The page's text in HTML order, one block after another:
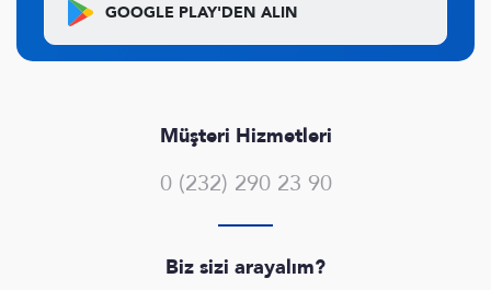
GOOGLE PLAY'DEN ALIN
Müşteri Hizmetleri
0 (232) 290 23 90
Biz sizi arayalım?